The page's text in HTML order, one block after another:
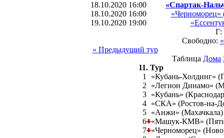
18.10.2020 16:00
«Спартак-
18.10.2020 16:00
«Черноморец»
19.10.2020 19:00
Свободно:
« Предыдущий тур
Таблица Дома
11. Тур
1
«Кубань-Холдинг»
2
«Легион Динамо»
3 «Кубань»
4 «СКА» (Ростов-на-
5 «Анжи» (Махачкала)
6 «Машук-КМВ»
7 «Черноморец»